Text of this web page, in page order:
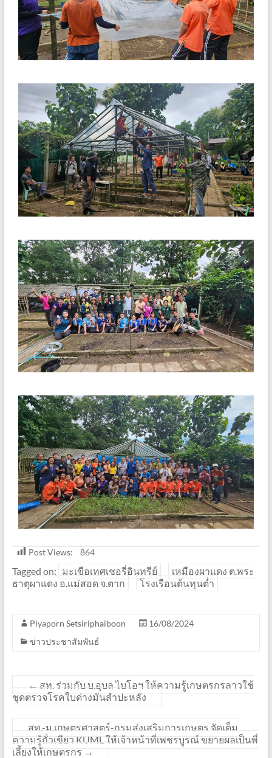
Post Views: 864
Tagged on: มะเขือเทศเชอรี่อินทรีย์
เหมืองผาแดง ต.พระ
ธาตุผาแดง อ.แม่สอด จ.ตาก
โรงเรือนต้นทุนต่ำ
Piyaporn Setsiriphaiboon
16/08/2024
ข่าวประชาสัมพันธ์
← สท. ร่วมกับ บ.อุบล ไบโอฯ ให้ความรู้เกษตรกรลาวใช้
ชุดตรวจโรคใบด่างมันสำปะหลัง
สท.-ม.เกษตรศาสตร์-กรมส่งเสริมการเกษตร จัดเต็ม
ความรู้ถั่วเขียว KUML ให้เจ้าหน้าที่เพชรบูรณ์ ขยายผลเป็นพี่
เลี้ยงให้เกษตรกร →